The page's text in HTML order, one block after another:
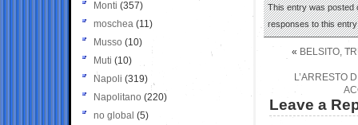
This entry was posted
responses to this
« BELSITO,
L’ARRESTO
Leave a
Monti (357)
moschea (11)
Musso (10)
Muti (10)
Napoli (319)
Napolitano (220)
no global (5)